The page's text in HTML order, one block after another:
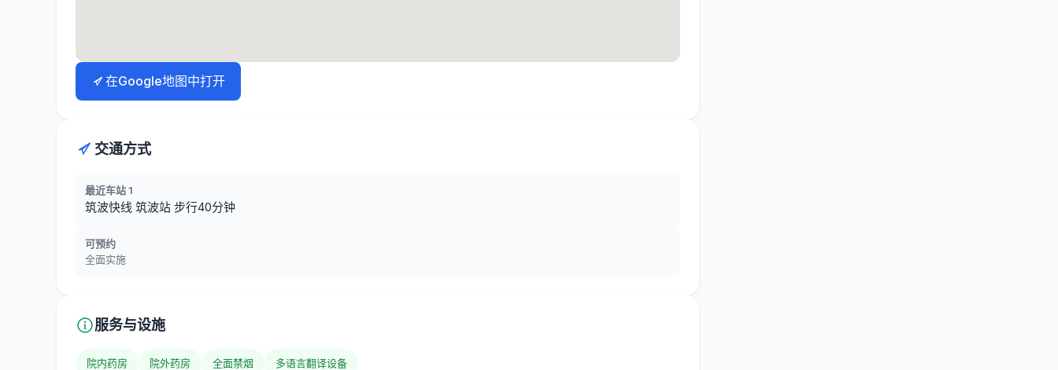
在Google地图中打开
交通方式
最近车站 1
筑波快线 筑波站 步行40分钟
可预约
全面实施
服务与设施
院内药房 院外药房 全面禁烟 多语言翻译设备